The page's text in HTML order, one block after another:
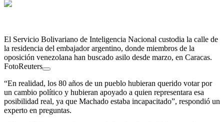
El Servicio Bolivariano de Inteligencia Nacional custodia la calle de
la residencia del embajador argentino, donde miembros de la
oposición venezolana han buscado asilo desde marzo, en Caracas.
FotoReuters
“En realidad, los 80 años de un pueblo hubieran querido votar por
un cambio político y hubieran apoyado a quien representara esa
posibilidad real, ya que Machado estaba incapacitado”, respondió un
experto en preguntas.